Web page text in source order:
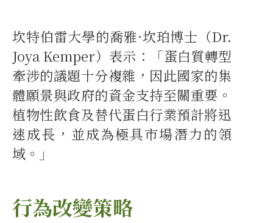
坎特伯雷大學的喬雅·坎珀博士（Dr.
Joya Kemper）表示：「蛋白質轉型
牽涉的議題十分複雜，因此國家的集
體願景與政府的資金支持至關重要。
植物性飲食及替代蛋白行業預計將迅
速成長，並成為極具市場潛力的領
域。」
行為改變策略